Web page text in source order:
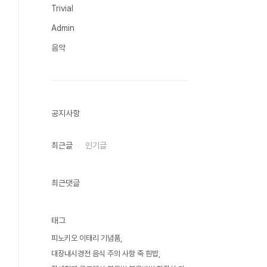
Trivial
Admin
음악
공지사항
최근글 인기글
최근댓글
태그
피노키오 이태리 기념품
대장내시경전 음식 주의 사항 죽 흰밥